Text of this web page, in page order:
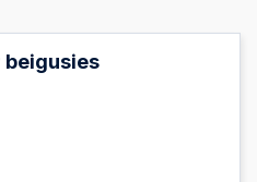
beigusies